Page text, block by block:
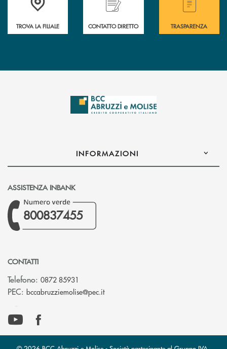
TROVA LA FILIALE CONTATTO DIRETTO TRASPARENZA
INFORMAZIONI
ASSISTENZA INBANK
800837455
CONTATTI
Telefono: 0872 85931
PEC: bccabruzziemolise@pec.it(si apre l’app di posta elettronica)